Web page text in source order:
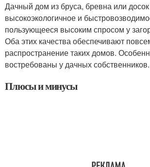
Дачный дом из бруса, бревна или
высокоэкологичное и
пользующееся высоким спросом у
Оба этих качества обеспечивают
распространение таких домов.
востребованы у дачных собственников.
Плюсы и минусы